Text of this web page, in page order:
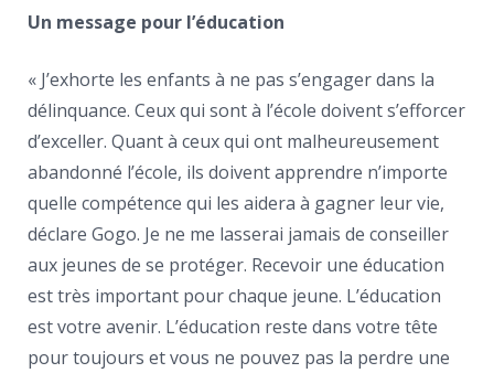
Un message pour l’éducation
« J’exhorte les enfants à ne pas s’engager dans la
délinquance. Ceux qui sont à l’école doivent s’efforcer
d’exceller. Quant à ceux qui ont malheureusement
abandonné l’école, ils doivent apprendre n’importe
quelle compétence qui les aidera à gagner leur vie,
déclare Gogo. Je ne me lasserai jamais de conseiller
aux jeunes de se protéger. Recevoir une éducation
est très important pour chaque jeune. L’éducation
est votre avenir. L’éducation reste dans votre tête
pour toujours et vous ne pouvez pas la perdre une